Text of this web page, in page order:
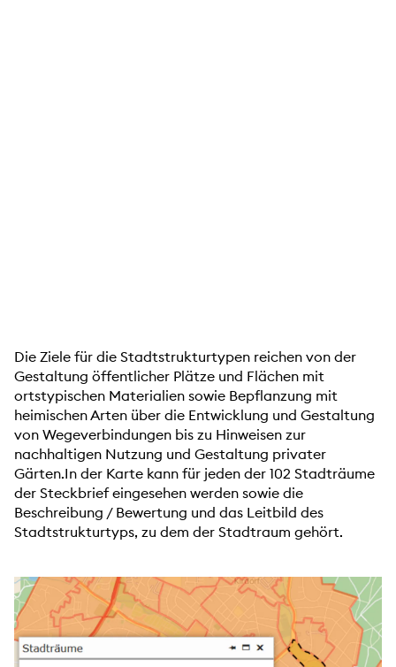
Die Ziele für die Stadtstrukturtypen reichen von der
Gestaltung öffentlicher Plätze und Flächen mit
ortstypischen Materialien sowie Bepflanzung mit
heimischen Arten über die Entwicklung und Gestaltung
von Wegeverbindungen bis zu Hinweisen zur
nachhaltigen Nutzung und Gestaltung privater
Gärten.In der Karte kann für jeden der 102 Stadträume
der Steckbrief eingesehen werden sowie die
Beschreibung / Bewertung und das Leitbild des
Stadtstrukturtyps, zu dem der Stadtraum gehört.